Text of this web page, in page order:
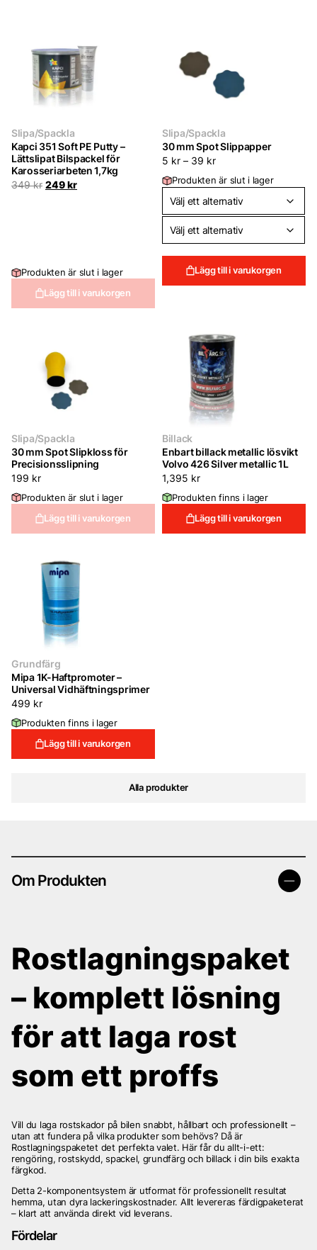
Alla produkter
Slipa/Spackla
Kapci 351 Soft PE Putty –
Lättslipat Bilspackel för
Karosseriarbeten 1,7kg
349kr Det
249krDet
Produkten är slut i lager
Lägg till i varukorgen
Slipa/Spackla
30 mm Spot Slippapper
5 kr – 39 kr
Produkten är slut i lager
Lägg till i varukorgen
Slipa/Spackla
30 mm Spot Slipkloss för
Precisionsslipning
199 kr
Produkten är slut i lager
Lägg till i varukorgen
Billack
Enbart billack metallic lösvikt
Volvo 426 Silver metallic 1L
1,395 kr
Produkten finns i lager
Lägg till i varukorgen
Grundfärg
Mipa 1K-Haftpromoter –
Universal Vidhäftningsprimer
499 kr
Produkten finns i lager
Lägg till i varukorgen
Om Produkten
Rostlagningspaket
– komplett lösning
för att laga rost
som ett proffs
Vill du laga rostskador på bilen snabbt, hållbart och professionellt –
utan att fundera på vilka produkter som behövs? Då är
Rostlagningspaketet det perfekta valet. Här får du allt-i-ett:
rengöring, rostskydd, spackel, grundfärg och billack i din bils exakta
färgkod.
Detta 2-komponentsystem är utformat för professionellt resultat
hemma, utan dyra lackeringskostnader. Allt levereras färdigpaketerat
– klart att använda direkt vid leverans.
Fördelar